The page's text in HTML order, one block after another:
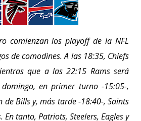
comienzan los playoff de la NFL
de comodines. A las 18:35, Chiefs
que a las 22:15 Rams será
en primer turno -15:05-,
de Bills y, más tarde -18:40-, Saints
tanto, Patriots, Steelers, Eagles y